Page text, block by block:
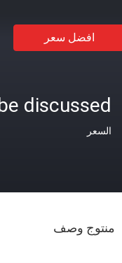
افضل سعر
discussed
السعر
منتوج وصف